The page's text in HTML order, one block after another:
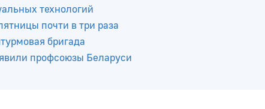
технологий
почти в три раза
бригада
профсоюзы Беларуси